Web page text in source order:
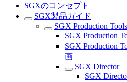
SGXのコンセプト
SGX製品ガイド
SGX Production Tools
SGX Production
SGX Production
画
SGX Director
SGX